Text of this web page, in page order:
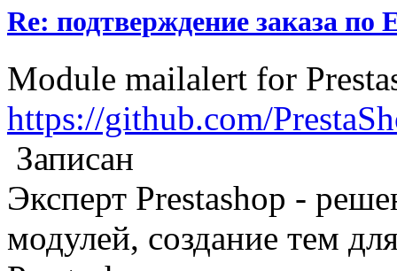
Re: подтверждение заказа по
Module mailalert for
https://github.com/
Записан
Эксперт Prestashop -
модулей, создание тем